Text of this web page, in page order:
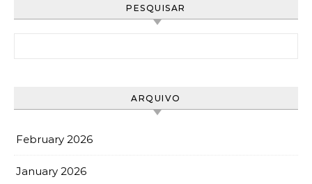
PESQUISAR
ARQUIVO
February 2026
January 2026